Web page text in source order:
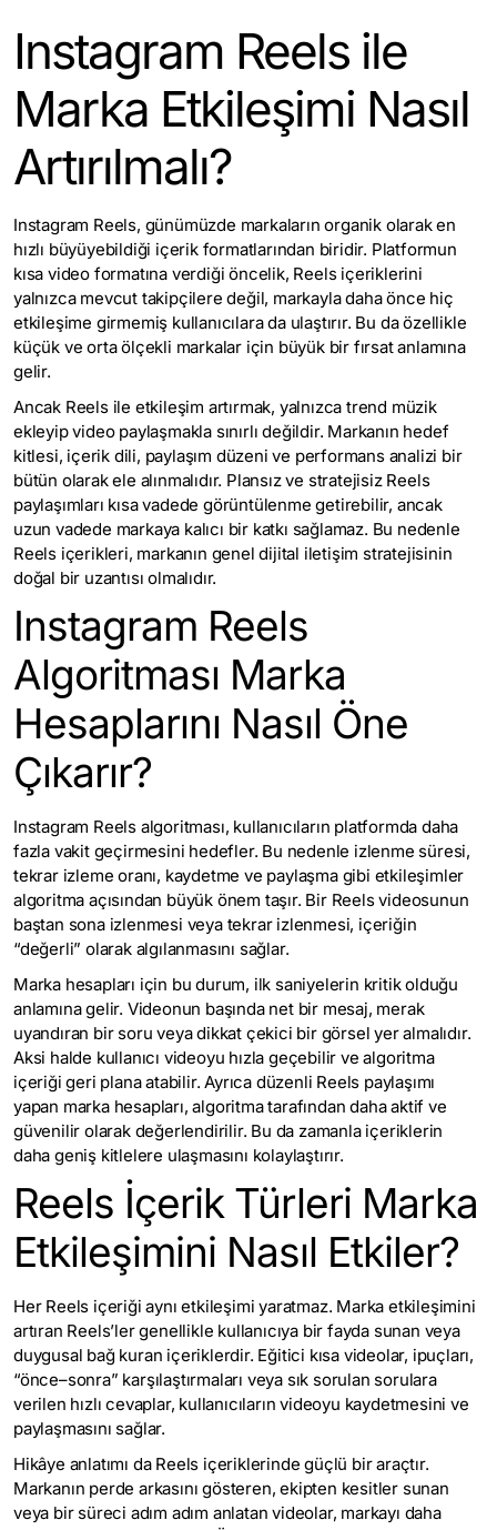
Instagram Reels ile
Marka Etkileşimi Nasıl
Artırılmalı?
Instagram Reels, günümüzde markaların organik olarak en
hızlı büyüyebildiği içerik formatlarından biridir. Platformun
kısa video formatına verdiği öncelik, Reels içeriklerini
yalnızca mevcut takipçilere değil, markayla daha önce hiç
etkileşime girmemiş kullanıcılara da ulaştırır. Bu da özellikle
küçük ve orta ölçekli markalar için büyük bir fırsat anlamına
gelir.
Ancak Reels ile etkileşim artırmak, yalnızca trend müzik
ekleyip video paylaşmakla sınırlı değildir. Markanın hedef
kitlesi, içerik dili, paylaşım düzeni ve performans analizi bir
bütün olarak ele alınmalıdır. Plansız ve stratejisiz Reels
paylaşımları kısa vadede görüntülenme getirebilir, ancak
uzun vadede markaya kalıcı bir katkı sağlamaz. Bu nedenle
Reels içerikleri, markanın genel dijital iletişim stratejisinin
doğal bir uzantısı olmalıdır.
Instagram Reels
Algoritması Marka
Hesaplarını Nasıl Öne
Çıkarır?
Instagram Reels algoritması, kullanıcıların platformda daha
fazla vakit geçirmesini hedefler. Bu nedenle izlenme süresi,
tekrar izleme oranı, kaydetme ve paylaşma gibi etkileşimler
algoritma açısından büyük önem taşır. Bir Reels videosunun
baştan sona izlenmesi veya tekrar izlenmesi, içeriğin
“değerli” olarak algılanmasını sağlar.
Marka hesapları için bu durum, ilk saniyelerin kritik olduğu
anlamına gelir. Videonun başında net bir mesaj, merak
uyandıran bir soru veya dikkat çekici bir görsel yer almalıdır.
Aksi halde kullanıcı videoyu hızla geçebilir ve algoritma
içeriği geri plana atabilir. Ayrıca düzenli Reels paylaşımı
yapan marka hesapları, algoritma tarafından daha aktif ve
güvenilir olarak değerlendirilir. Bu da zamanla içeriklerin
daha geniş kitlelere ulaşmasını kolaylaştırır.
Reels İçerik Türleri Marka
Etkileşimini Nasıl Etkiler?
Her Reels içeriği aynı etkileşimi yaratmaz. Marka etkileşimini
artıran Reels’ler genellikle kullanıcıya bir fayda sunan veya
duygusal bağ kuran içeriklerdir. Eğitici kısa videolar, ipuçları,
“önce–sonra” karşılaştırmaları veya sık sorulan sorulara
verilen hızlı cevaplar, kullanıcıların videoyu kaydetmesini ve
paylaşmasını sağlar.
Hikâye anlatımı da Reels içeriklerinde güçlü bir araçtır.
Markanın perde arkasını gösteren, ekipten kesitler sunan
veya bir süreci adım adım anlatan videolar, markayı daha